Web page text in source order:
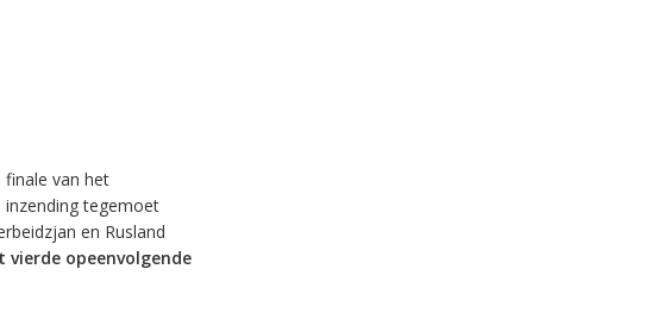
van het
tegemoet
en Rusland
vierde opeenvolgende